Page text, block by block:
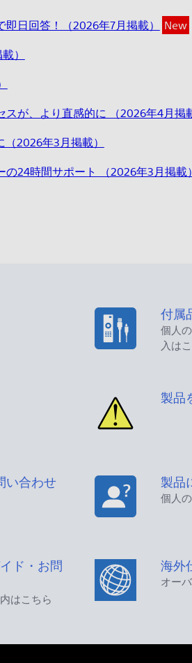
日回答！（2026年7月掲載） New
）
が、より直感的に （2026年4月掲
2026年3月掲載）
24時間サポート （2026年3月掲載）
付属
個人
入は
製品
い合わせ 製品
個人
ド・お問
はこちら
海外
オー